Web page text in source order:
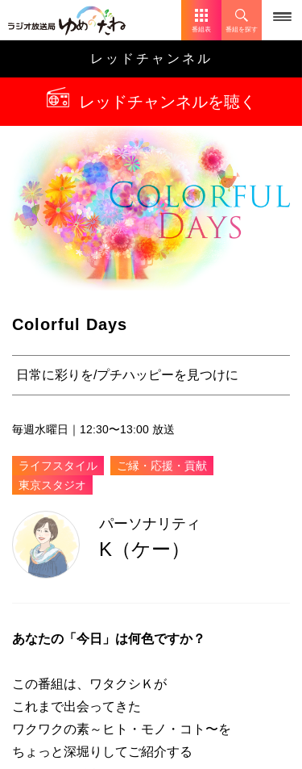
番組表 番組を探す
レッドチャンネル
レッドチャンネルを聴く
Colorful Days
日常に彩りを/プチハッピーを見つけに
毎週水曜日｜12:30〜13:00 放送
ライフスタイル
ご縁・応援・貢献
東京スタジオ
パーソナリティ
K（ケー）
あなたの「今日」は何色ですか？
この番組は、ワタクシＫが
これまで出会ってきた
ワクワクの素～ヒト・モノ・コト〜を
ちょっと深堀りしてご紹介する